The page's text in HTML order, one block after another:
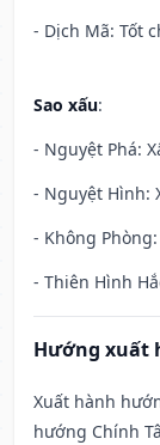
- Dịch Mã: Tốt
Sao xấu:
- Nguyệt Phá:
- Nguyệt Hình:
- Không
- Thiên Hình
Hướng xuất
Xuất hành
hướng Chính